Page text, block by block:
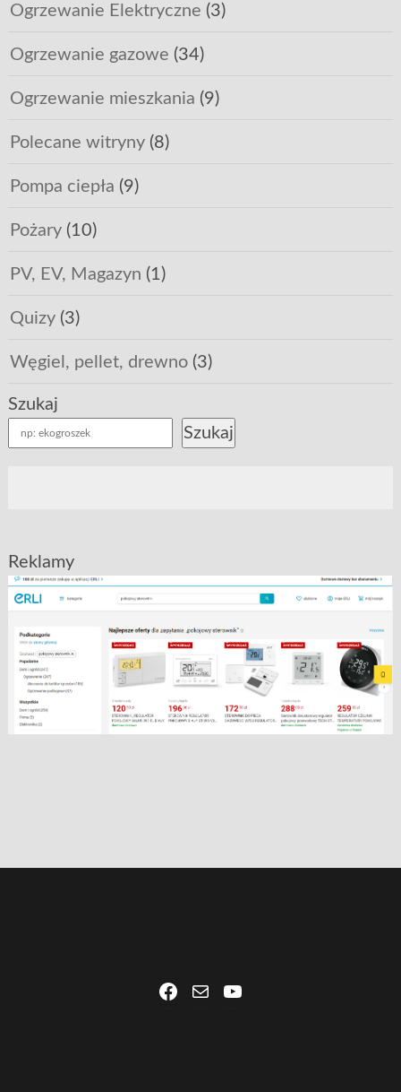
Ogrzewanie Elektryczne (3)
Ogrzewanie gazowe (34)
Ogrzewanie mieszkania (9)
Polecane witryny(8)
Pompa ciepła (9)
Pożary(10)
PV, EV, Magazyn (1)
Quizy(3)
Węgiel, pellet, drewno(3)
Szukaj
Szukaj
Reklamy
Facebook
Mail